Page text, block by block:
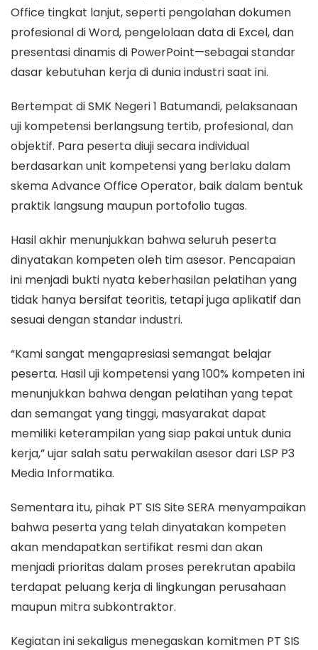
Office tingkat lanjut, seperti pengolahan dokumen
profesional di Word, pengelolaan data di Excel, dan
presentasi dinamis di PowerPoint—sebagai standar
dasar kebutuhan kerja di dunia industri saat ini.
Bertempat di SMK Negeri 1 Batumandi, pelaksanaan
uji kompetensi berlangsung tertib, profesional, dan
objektif. Para peserta diuji secara individual
berdasarkan unit kompetensi yang berlaku dalam
skema Advance Office Operator, baik dalam bentuk
praktik langsung maupun portofolio tugas.
Hasil akhir menunjukkan bahwa seluruh peserta
dinyatakan kompeten oleh tim asesor. Pencapaian
ini menjadi bukti nyata keberhasilan pelatihan yang
tidak hanya bersifat teoritis, tetapi juga aplikatif dan
sesuai dengan standar industri.
“Kami sangat mengapresiasi semangat belajar
peserta. Hasil uji kompetensi yang 100% kompeten ini
menunjukkan bahwa dengan pelatihan yang tepat
dan semangat yang tinggi, masyarakat dapat
memiliki keterampilan yang siap pakai untuk dunia
kerja,” ujar salah satu perwakilan asesor dari LSP P3
Media Informatika.
Sementara itu, pihak PT SIS Site SERA menyampaikan
bahwa peserta yang telah dinyatakan kompeten
akan mendapatkan sertifikat resmi dan akan
menjadi prioritas dalam proses perekrutan apabila
terdapat peluang kerja di lingkungan perusahaan
maupun mitra subkontraktor.
Kegiatan ini sekaligus menegaskan komitmen PT SIS